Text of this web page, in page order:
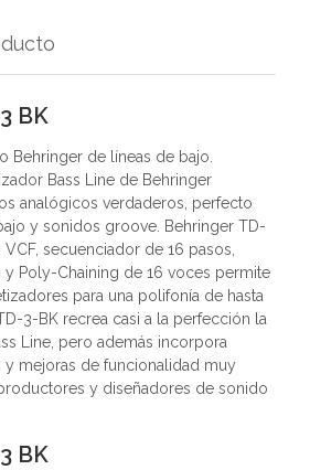
BK
Behringer de líneas de bajo.
Bass Line de Behringer
analógicos verdaderos, perfecto
y sonidos groove. Behringer TD-
secuenciador de 16 pasos,
Poly-Chaining de 16 voces permite
para una polifonía de hasta
3-BK recrea casi a la perfección la
Line, pero además incorpora
y mejoras de funcionalidad muy
y diseñadores de sonido
BK